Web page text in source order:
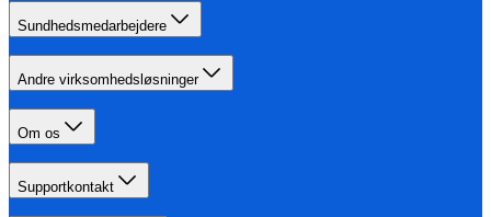
Sundhedsmedarbejdere
Andre virksomhedsløsninger
Om os
Supportkontakt